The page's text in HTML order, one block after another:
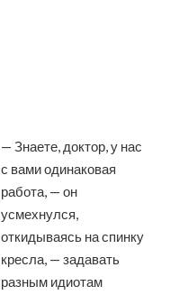
— Знаете, доктор, у нас
с вами одинаковая
работа, — он
усмехнулся,
откидываясь на спинку
кресла, — задавать
разным идиотам